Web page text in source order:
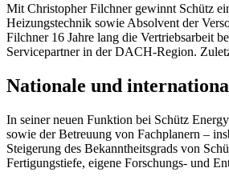
Mit Christopher Filchner gewinnt Schütz
Heizungstechnik sowie Absolvent der
Filchner 16 Jahre lang die Vertriebsarbeit
Servicepartner in der DACH-Region.
Nationale und
In seiner neuen Funktion bei Schütz
sowie der Betreuung von Fachplanern –
Steigerung des Bekanntheitsgrads von
Fertigungstiefe, eigene Forschungs- und